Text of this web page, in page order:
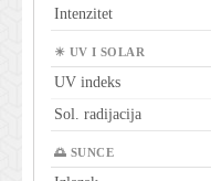
Intenzitet
☀ UV I SOLAR
UV indeks
Sol. radijacija
🌅 SUNCE